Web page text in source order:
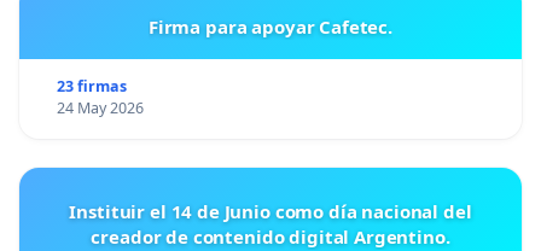
Firma para apoyar Cafetec.
23 firmas
24 May 2026
Instituir el 14 de Junio como día nacional del
creador de contenido digital Argentino.